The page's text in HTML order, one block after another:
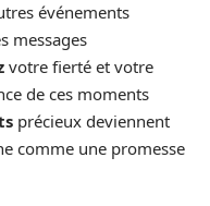
événements
messages
votre fierté et votre
de ces moments
précieux deviennent
comme une promesse